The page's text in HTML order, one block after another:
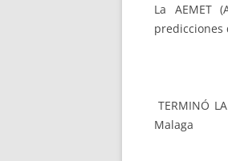
La AEMET
predicciones
TERMINÓ
Malaga